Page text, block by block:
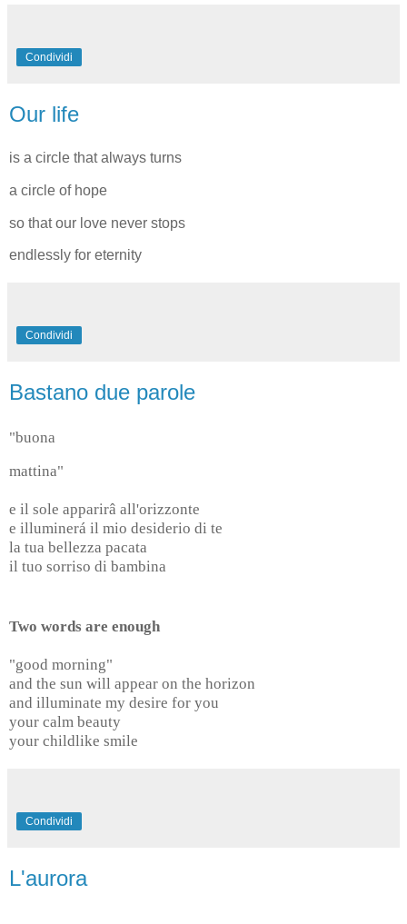
Condividi
Our life
is a circle that always turns
a circle of hope
so that our love never stops
endlessly for eternity
Condividi
Bastano due parole
"buona
mattina"
e il sole apparirâ all'orizzonte
e illuminerá il mio desiderio di te
la tua bellezza pacata
il tuo sorriso di bambina
Two words are enough
"good morning"
and the sun will appear on the horizon
and illuminate my desire for you
your calm beauty
your childlike smile
Condividi
L'aurora